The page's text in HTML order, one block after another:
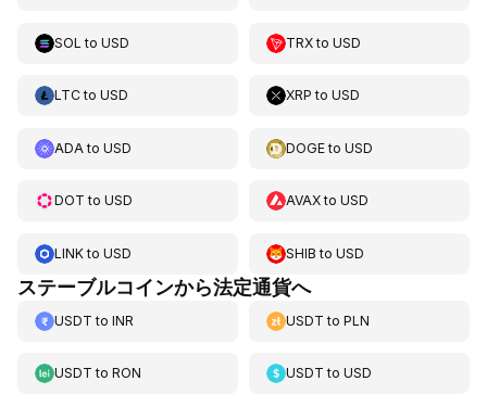
SOL to USD TRXtoUSD
LTCto USD XRP toUSD
ADA to USD DOGEtoUSD
DOT to USD AVAXtoUSD
LINKto USD SHIB toUSD
ステーブルコインから法定通貨へ
USDT to INR USDT toPLN
USDT to RON USDT toUSD